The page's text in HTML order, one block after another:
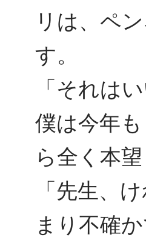
リは、ペ
す。
「それは
僕は今年
ら全く本
「先生、
まり不確